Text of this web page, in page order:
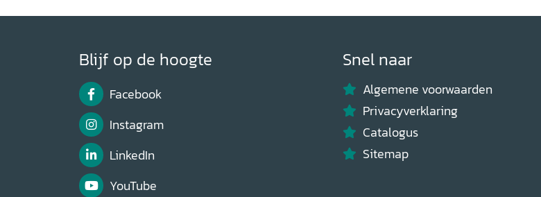
Blijf op de hoogte
Facebook
Instagram
LinkedIn
YouTube
Snel naar
Algemene voorwaarden
Privacyverklaring
Catalogus
Sitemap